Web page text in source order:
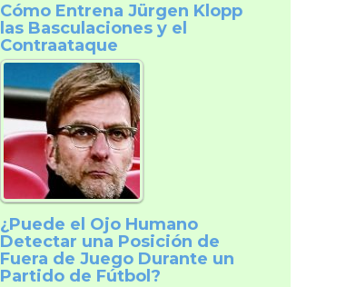
Cómo Entrena Jürgen Klopp
las Basculaciones y el
Contraataque
¿Puede el Ojo Humano
Detectar una Posición de
Fuera de Juego Durante un
Partido de Fútbol?